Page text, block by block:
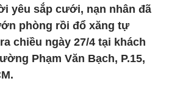
yêu sắp cưới, nạn nhân đã
phòng rồi đổ xăng tự
chiều ngày 27/4 tại khách
Phạm Văn Bạch, P.15,